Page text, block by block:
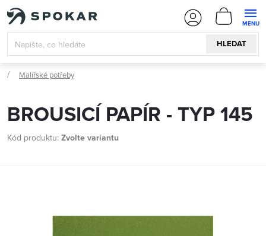
Přejít
obsah
HLEDAT
KOŠÍK
Malířské potřeby
BROUSICÍ PAPÍR - TYP 145
Kód produktu: Zvolte variantu